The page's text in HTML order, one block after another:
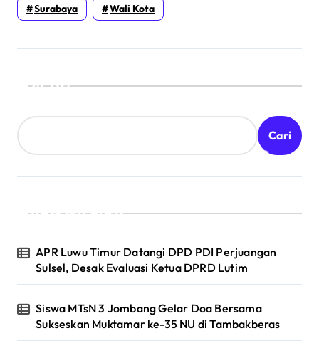
Surabaya Wali Kota
Cari
Cari
Recent Posts
APR Luwu Timur Datangi DPD PDI Perjuangan
Sulsel, Desak Evaluasi Ketua DPRD Lutim
Siswa MTsN 3 Jombang Gelar Doa Bersama
Sukseskan Muktamar ke-35 NU di Tambakberas